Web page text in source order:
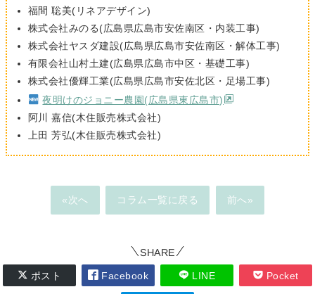
福間 聡美(リネアデザイン)
株式会社みのる(広島県広島市安佐南区・内装工事)
株式会社ヤスダ建設(広島県広島市安佐南区・解体工事)
有限会社山村土建(広島県広島市中区・基礎工事)
株式会社優輝工業(広島県広島市安佐北区・足場工事)
夜明けのジョニー農園(広島県東広島市)
阿川 嘉信(木住販売株式会社)
上田 芳弘(木住販売株式会社)
«次へ コラム一覧に戻る 前へ»
SHARE
ポスト Facebook LINE Pocket